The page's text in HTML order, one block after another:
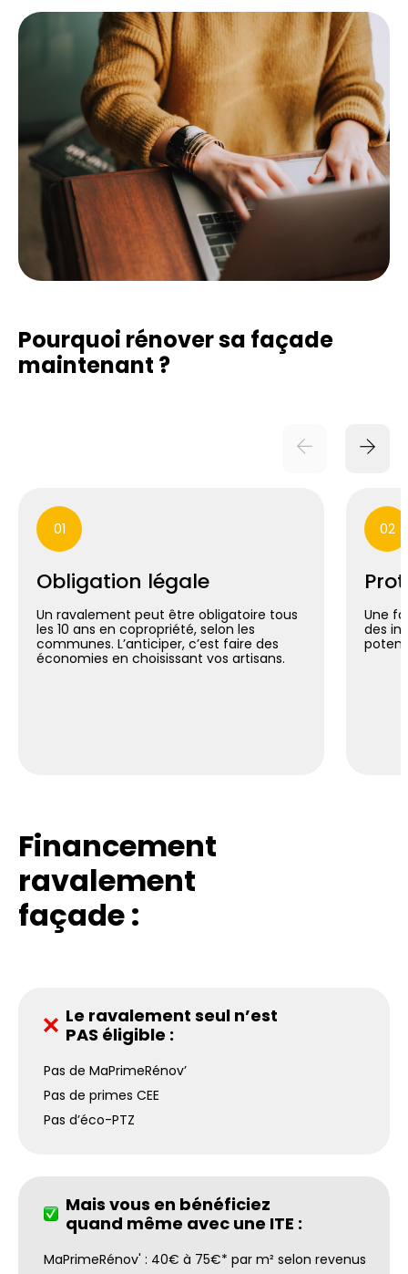
Pourquoi rénover sa façade
maintenant ?
01
Obligation légale
Un ravalement peut être obligatoire tous
les 10 ans en copropriété, selon les
communes. L’anticiper, c’est faire des
économies en choisissant vos artisans.
02
Une
des
Financement
ravalement
façade :
Le ravalement seul n’est
PAS éligible :
Pas de MaPrimeRénov’
Pas de primes CEE
Pas d’éco-PTZ
Mais vous en bénéficiez
quand même avec une ITE :
MaPrimeRénov' : 40€ à 75€* par m² selon revenus